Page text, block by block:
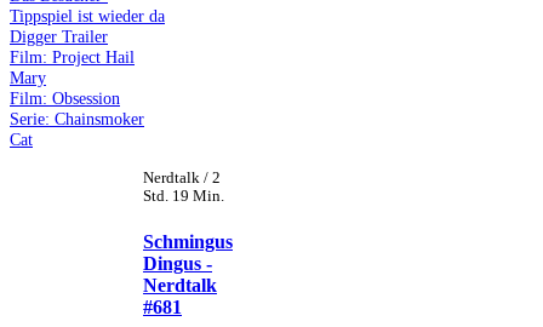
Tippspiel ist wieder da
Digger Trailer
Film: Project Hail
Mary
Film: Obsession
Serie: Chainsmoker
Cat
Nerdtalk / 2
Std. 19 Min.
Schmingus
Dingus -
Nerdtalk
#681